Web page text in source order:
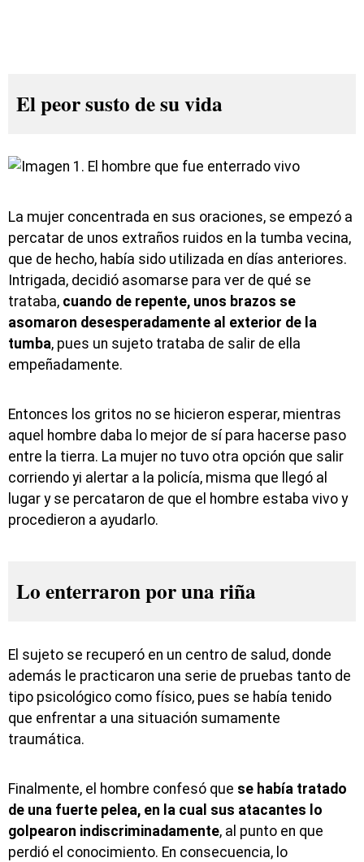
El peor susto de su vida
La mujer concentrada en sus oraciones, se empezó a
percatar de unos extraños ruidos en la tumba vecina,
que de hecho, había sido utilizada en días anteriores.
Intrigada, decidió asomarse para ver de qué se
trataba, cuando de repente, unos brazos se
asomaron desesperadamente al exterior de la
tumba, pues un sujeto trataba de salir de ella
empeñadamente.
Entonces los gritos no se hicieron esperar, mientras
aquel hombre daba lo mejor de sí para hacerse paso
entre la tierra. La mujer no tuvo otra opción que salir
corriendo yi alertar a la policía, misma que llegó al
lugar y se percataron de que el hombre estaba vivo y
procedieron a ayudarlo.
Lo enterraron por una riña
El sujeto se recuperó en un centro de salud, donde
además le practicaron una serie de pruebas tanto de
tipo psicológico como físico, pues se había tenido
que enfrentar a una situación sumamente
traumática.
Finalmente, el hombre confesó que se había tratado
de una fuerte pelea, en la cual sus atacantes lo
golpearon indiscriminadamente, al punto en que
perdió el conocimiento. En consecuencia, lo